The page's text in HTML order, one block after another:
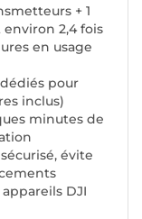
+ 1
2,4 fois
en usage
pour
inclus)
minutes de
évite
DJI